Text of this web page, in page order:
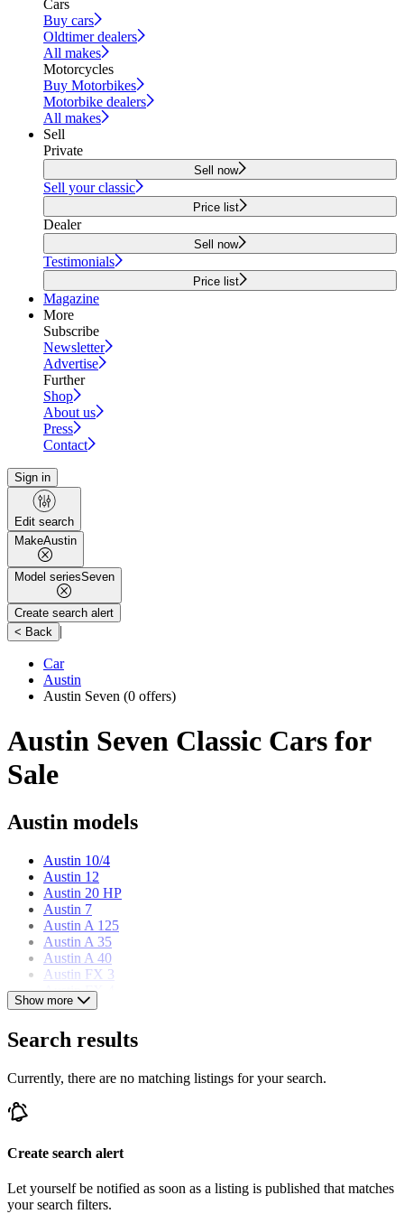
Cars
Buy cars
Oldtimer dealers
All makes
Motorcycles
Buy Motorbikes
Motorbike dealers
All makes
Sell
Private
Sell now
Sell your classic
Price list
Dealer
Sell now
Testimonials
Price list
Magazine
More
Subscribe
Newsletter
Advertise
Further
Shop
About us
Press
Contact
Sign in
Edit search
MakeAustin
Model seriesSeven
Create search alert
< Back |
Car
Austin
Austin Seven (0 offers)
Austin Seven Classic Cars for
Sale
Austin models
Austin 10/4
Austin 12
Austin 20 HP
Austin 7
Austin A 125
Austin A 35
Austin A 40
Austin FX 3
Austin FX 4
Austin Gipsy
Austin Mini
Show more
Search results
Currently, there are no matching listings for your search.
Create search alert
Let yourself be notified as soon as a listing is published that matches
your search filters.